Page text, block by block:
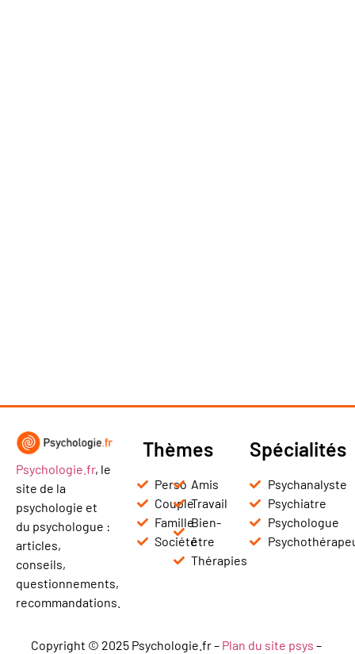
Psychologie.fr, le
site de la
psychologie et
du psychologue :
articles,
conseils,
questionnements,
recommandations.
Thèmes
Perso
Couple
Famille
Société
Amis
Travail
Bien-
être
Thérapies
Spécialités
Psychanalyste
Psychiatre
Psychologue
Copyright © 2025 Psychologie.fr – Plan du site psys –